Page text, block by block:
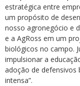
estratégica entre
um propósito de
nosso agronegócio e
e a AgRoss em um
biológicos no campo.
impulsionar a
adoção de defensivos
intensa”.